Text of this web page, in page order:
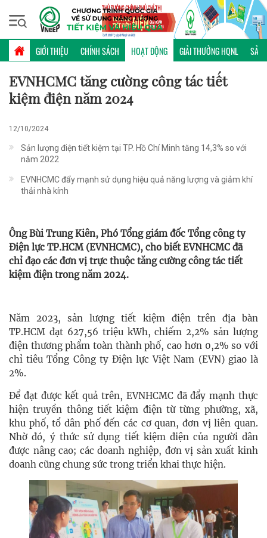
GIỚI THIỆU CHÍNH SÁCH HOẠT ĐỘNG GIẢI THƯỞNG HQNL SẢN
Thứ hai, 10/08/2026 | 09:58 GMT+7
HOẠT ĐỘNG
EVNHCMC tăng cường công tác tiết
kiệm điện năm 2024
12/10/2024
Sản lượng điện tiết kiệm tại TP. Hồ Chí Minh tăng 14,3% so với
năm 2022
EVNHCMC đẩy mạnh sử dụng hiệu quả năng lượng và giảm khí
thải nhà kính
Ông Bùi Trung Kiên, Phó Tổng giám đốc Tổng công ty
Điện lực TP.HCM (EVNHCMC), cho biết EVNHCMC đã
chỉ đạo các đơn vị trực thuộc tăng cường công tác tiết
kiệm điện trong năm 2024.
Năm 2023, sản lượng tiết kiệm điện trên địa bàn
TP.HCM đạt 627,56 triệu kWh, chiếm 2,2% sản lượng
điện thương phẩm toàn thành phố, cao hơn 0,2% so với
chỉ tiêu Tổng Công ty Điện lực Việt Nam (EVN) giao là
2%.
Để đạt được kết quả trên, EVNHCMC đã đẩy mạnh thực
hiện truyền thông tiết kiệm điện từ từng phường, xã,
khu phố, tổ dân phố đến các cơ quan, đơn vị liên quan.
Nhờ đó, ý thức sử dụng tiết kiệm điện của người dân
được nâng cao; các doanh nghiệp, đơn vị sản xuất kinh
doanh cũng chung sức trong triển khai thực hiện.